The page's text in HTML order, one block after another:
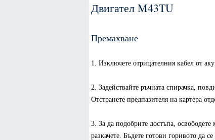
Двигател M43TU
Премахване
1. Изключете отрицателния кабел от
2. Задействайте ръчната спирачка,
Отстранете предпазителя на картера
3. За да подобрите достъпа,
разкачете. Бъдете готови горивото да